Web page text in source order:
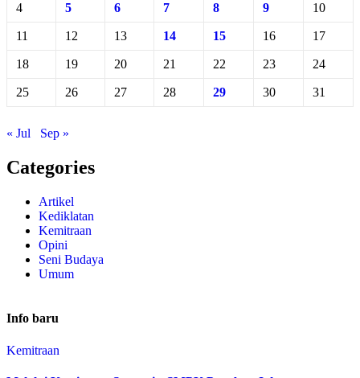
4 5 6 7 8 9 10
11 12 13 14 15 16 17
18 19 20 21 22 23 24
25 26 27 28 29 30 31
« Jul Sep »
Categories
Artikel
Kediklatan
Kemitraan
Opini
Seni Budaya
Umum
Info baru
Kemitraan